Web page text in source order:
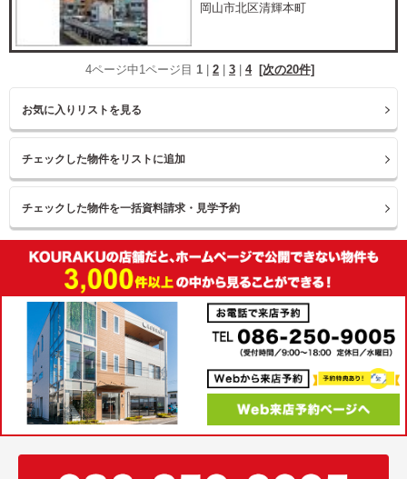
岡山市北区清輝本町
4ページ中1ページ目 1 2 3 4 [次の20件]
お気に入りリストを見る